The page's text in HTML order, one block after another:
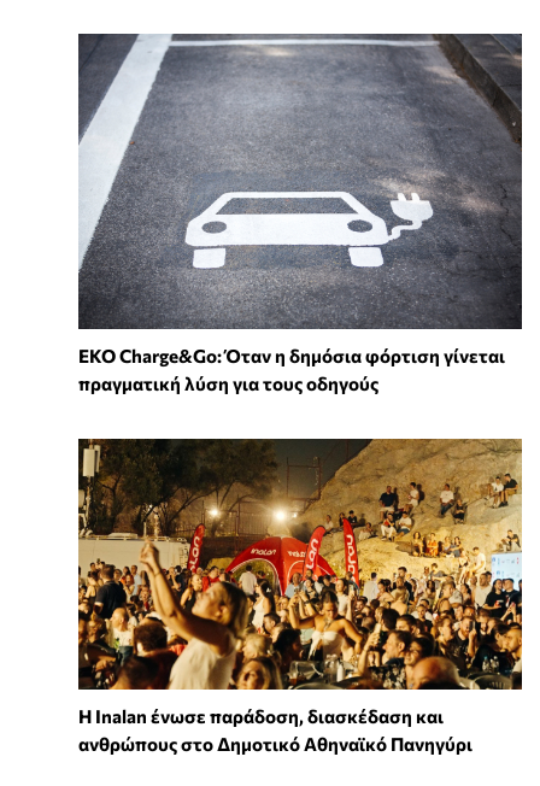
EKO Charge&Go: Όταν η δημόσια φόρτιση γίνεται
πραγματική λύση για τους οδηγούς
Η Inalan ένωσε παράδοση, διασκέδαση και
ανθρώπους στο Δημοτικό Αθηναϊκό Πανηγύρι